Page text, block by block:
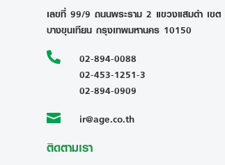
เลขที่ 99/9 ถนนพระราม 2 แขวงแสมดำ เขต
บางขุนเทียน กรุงเทพมหานคร 10150

02-894-0088
02-453-1251-3
02-894-0909
 ir@age.co.th
ติดตามเรา